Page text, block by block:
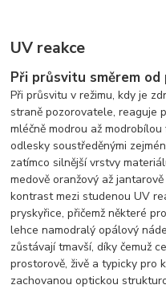
UV reakce
Při průsvitu směrem
Při průsvitu v režimu, kdy je
straně pozorovatele, reaguje
mléčně modrou až
odlesky soustředěnými
zatímco silnější vrstvy
medově oranžový až
kontrast mezi studenou UV
pryskyřice, přičemž některé
lehce namodralý opálový
zůstávají tmavší, díky čemuž
prostorově, živě a typicky pro
zachovanou optickou